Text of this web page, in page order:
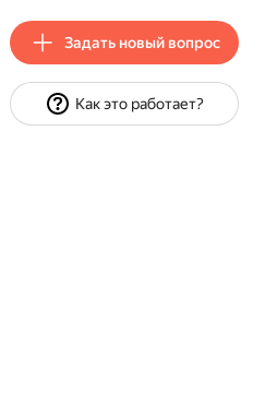
Задать новый вопрос
Как это работает?